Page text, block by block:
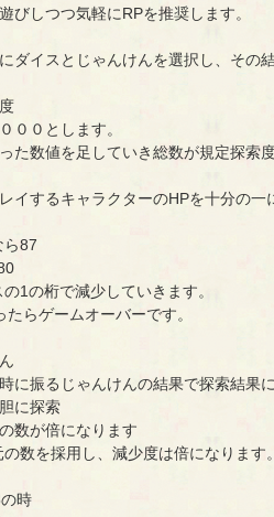
びしつつ気軽にRPを推奨します。
ダイスとじゃんけんを選択し、その
００とします。
た数値を足していき総数が規定探索
イするキャラクターのHPを十分の
ら87
1の桁で減少していきます。
たらゲームオーバーです。
に振るじゃんけんの結果で探索結果
に探索
数が倍になります
数を採用し、減少度は倍になります。
時